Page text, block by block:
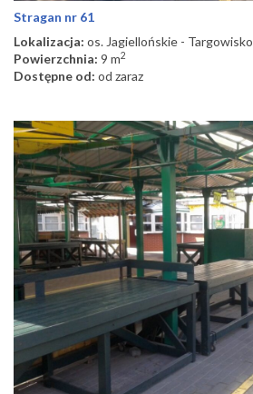
Stragan nr 61
Lokalizacja: os. Jagiellońskie - Targowisko
Powierzchnia: 9 m2
Dostępne od: od zaraz